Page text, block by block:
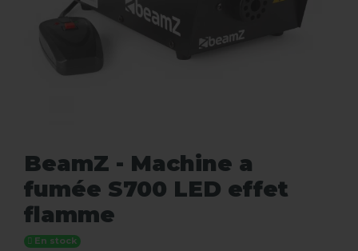
BeamZ - Machine a
fumée S700 LED effet
flamme
En stock